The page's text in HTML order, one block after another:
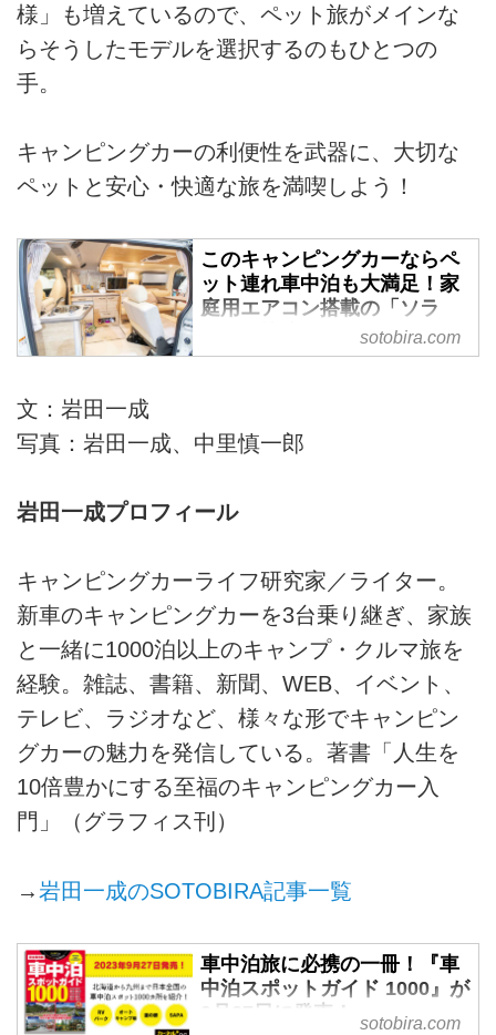
様」も増えているので、ペット旅がメインな
らそうしたモデルを選択するのもひとつの
手。
キャンピングカーの利便性を武器に、大切な
ペットと安心・快適な旅を満喫しよう！
このキャンピングカーならペ
ット連れ車中泊も大満足！家
庭用エアコン搭載の「ソラ
ン」は快適なだけじゃない！
- SOTOBIRA
スがベースのバンコンタイプ。特
sotobira.com
文：岩田一成
写真：岩田一成、中里慎一郎
岩田一成プロフィール
キャンピングカーライフ研究家／ライター。
新車のキャンピングカーを3台乗り継ぎ、家族
と一緒に1000泊以上のキャンプ・クルマ旅を
経験。雑誌、書籍、新聞、WEB、イベント、
テレビ、ラジオなど、様々な形でキャンピン
グカーの魅力を発信している。著書「人生を
10倍豊かにする至福のキャンピングカー入
門」（グラフィス刊）
→岩田一成のSOTOBIRA記事一覧
車中泊旅に必携の一冊！『車
中泊スポットガイド 1000』が
9月27日に発売！ - sotobira.com